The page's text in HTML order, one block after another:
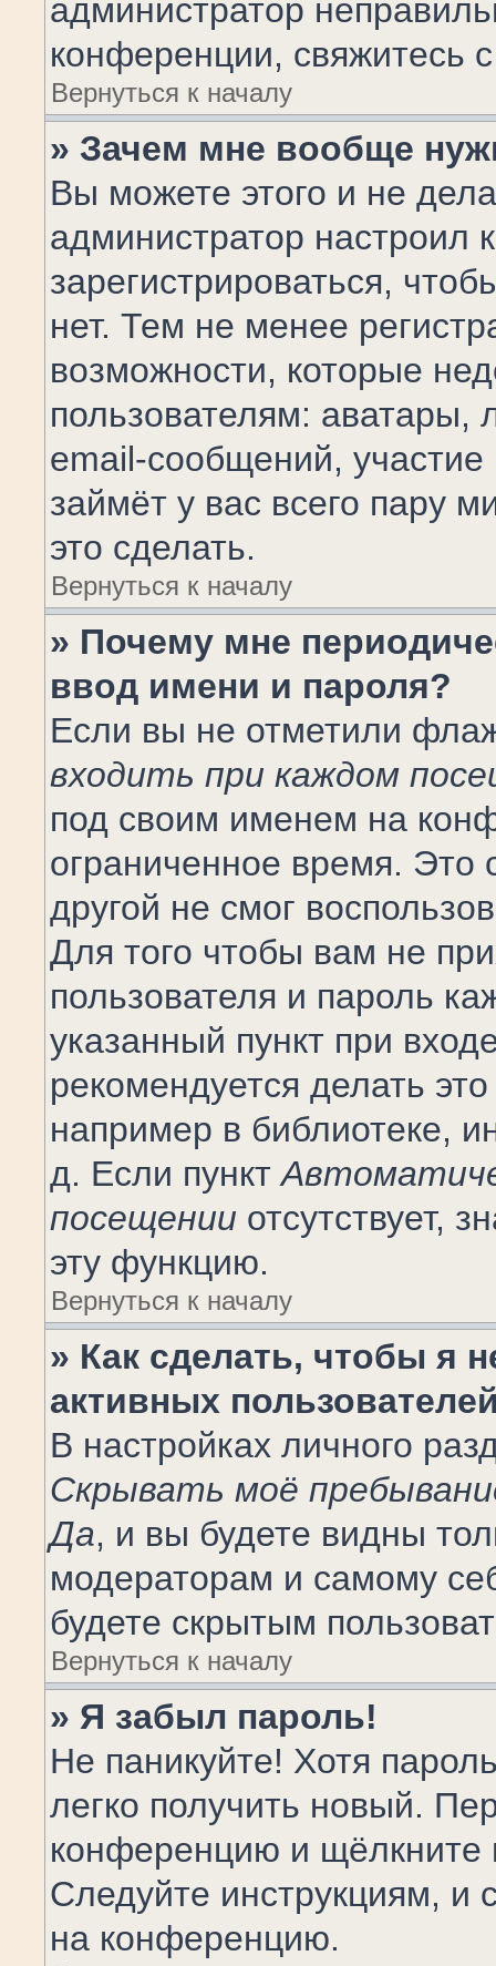
администратор
конференции, свяжитесь
Вернуться к началу
» Зачем мне вообще
Вы можете этого и не
администратор
зарегистрироваться,
нет. Тем не менее
возможности, которые
пользователям: аватары,
email-сообщений, участие
займёт у вас всего пару
это сделать.
Вернуться к началу
» Почему мне
ввод имени и пароля?
Если вы не отметили
входить при каждом
под своим именем на
ограниченное время. Это
другой не смог
Для того чтобы вам не
пользователя и пароль
указанный пункт при
рекомендуется делать
например в библиотеке,
д. Если пункт
посещении отсутствует,
эту функцию.
Вернуться к началу
» Как сделать, чтобы я
активных
В настройках личного
Скрывать моё
Да, и вы будете видны
модераторам и самому
будете скрытым
Вернуться к началу
» Я забыл пароль!
Не паникуйте! Хотя
легко получить новый.
конференцию и щёлкните
Следуйте инструкциям, и
на конференцию.